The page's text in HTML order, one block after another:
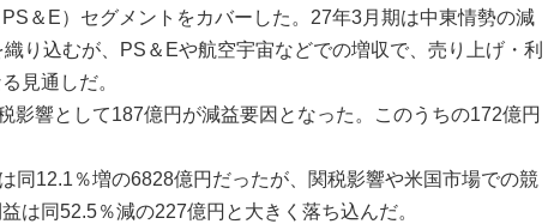
＆E）セグメントをカバーした。27年3月期は中東情勢の減
り込むが、PS＆Eや航空宇宙などでの増収で、売り上げ・利
見通しだ。
影響として187億円が減益要因となった。このうちの172億円
同12.1％増の6828億円だったが、関税影響や米国市場での競
は同52.5％減の227億円と大きく落ち込んだ。